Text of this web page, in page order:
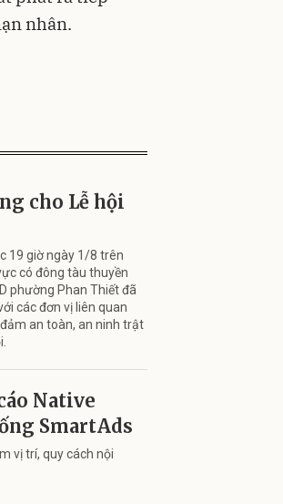
nhân.
cho Lễ hội
19 giờ ngày 1/8 trên
có đông tàu thuyền
phường Phan Thiết đã
các đơn vị liên quan
an toàn, an ninh trật
Native
SmartAds
vị trí, quy cách nội